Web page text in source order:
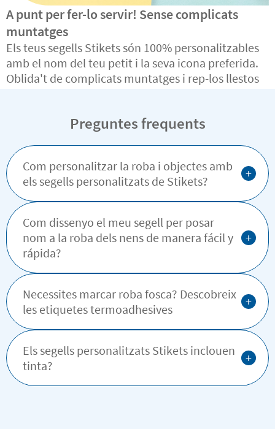
A punt per fer-lo servir! Sense complicats
muntatges
Els teus segells Stikets són 100% personalitzables
amb el nom del teu petit i la seva icona preferida.
Oblida't de complicats muntatges i rep-los llestos
Preguntes frequents
Com personalitzar la roba i objectes amb
els segells personalitzats de Stikets?
+
Com dissenyo el meu segell per posar
nom a la roba dels nens de manera fácil y
rápida?
+
Necessites marcar roba fosca? Descobreix
les etiquetes termoadhesives
+
Els segells personalitzats Stikets inclouen
tinta?
+